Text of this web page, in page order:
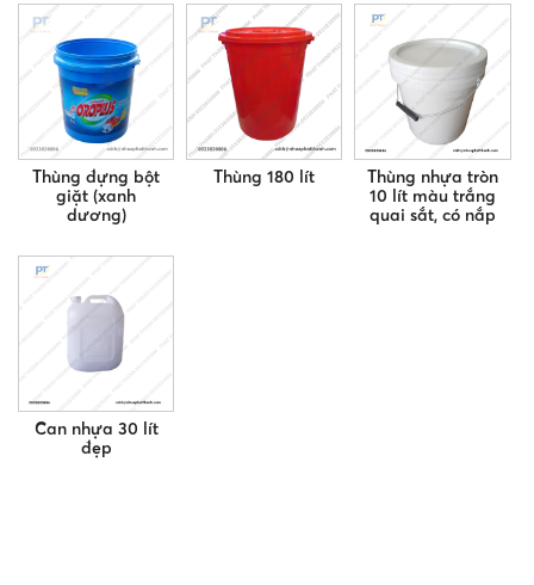
Thùng đựng bột
giặt (xanh
dương)
Thùng 180 lít
Thùng nhựa tròn
10 lít màu trắng
quai sắt, có nắp
Can nhựa 30 lít
đẹp